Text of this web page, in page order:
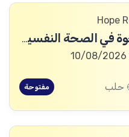
طبيب رأب الفجوة في الصحة النفسية (mhGAP Doctor)
حلب مفتوحة